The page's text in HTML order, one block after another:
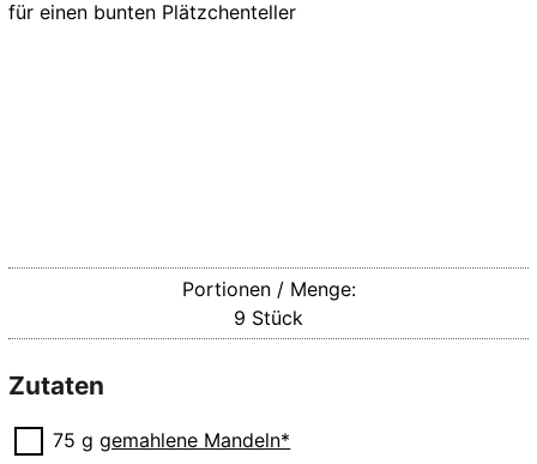
Portionen / Menge:
9 Stück
Zutaten
▢
75 g gemahlene Mandeln*